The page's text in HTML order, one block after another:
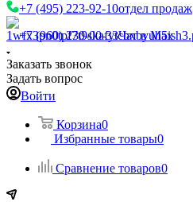
+7 (495) 223-92-10отдел продаж
+7 (960) 230-00-33Чат в Max
Заказать звонок
Задать вопрос
Войти
Корзина0
Избранные товары0
Сравнение товаров0